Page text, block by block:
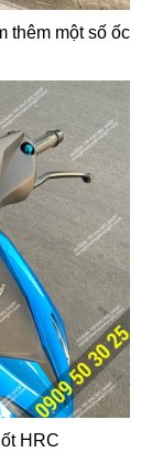
thêm một số ốc
HRC